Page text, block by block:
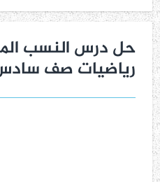
حل درس النسب
رياضيات صف